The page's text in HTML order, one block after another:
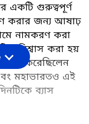
একটি গুরুত্বপূর্ণ
করার জন্য আষাঢ়
নামকরণ করা
বিশ্বাস করা হয়
করেছিলেন
মহাভারতও এই
ব্যাস